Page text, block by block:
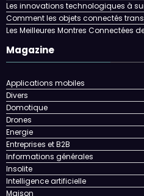
Les innovations technologiques à
Comment les objets connectés
Les Meilleures Montres Connectées
Magazine
Applications mobiles
Divers
Domotique
Drones
Energie
Entreprises et B2B
Informations générales
Insolite
Intelligence artificielle
Maison